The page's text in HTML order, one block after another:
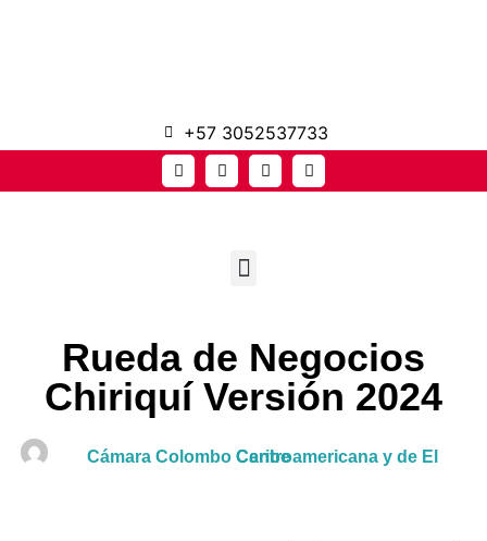
+57 3052537733
Rueda de Negocios
Chiriquí Versión 2024
Cámara Colombo Centroamericana y de El Caribe